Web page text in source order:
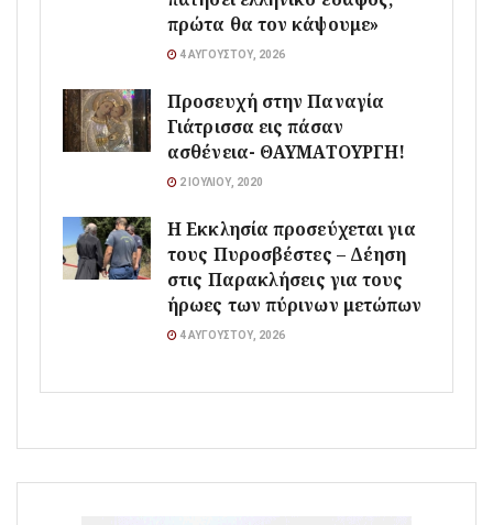
πρώτα θα τον κάψουμε»
4 ΑΥΓΟΎΣΤΟΥ, 2026
Προσευχή στην Παναγία
Γιάτρισσα εις πάσαν
ασθένεια- ΘΑΥΜΑΤΟΥΡΓΗ!
2 ΙΟΥΛΊΟΥ, 2020
Η Εκκλησία προσεύχεται για
τους Πυροσβέστες – Δέηση
στις Παρακλήσεις για τους
ήρωες των πύρινων μετώπων
4 ΑΥΓΟΎΣΤΟΥ, 2026